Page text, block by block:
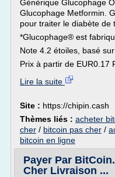
Générique Glucophage
Glucophage Metformin.
pour traiter le diabète de
*Glucophage® est
Note 4.2 étoiles, basé
Prix à partir de EUR0.17
Lire la suite
Site : https://chipin.cash
Thèmes liés : acheter
cher / bitcoin pas cher /
bitcoin en ligne
Payer Par
Cher Livraison ...